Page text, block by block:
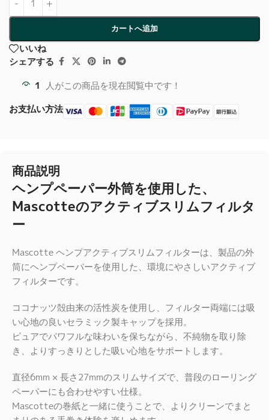
カートへ追加
いいね
シェアする
1 人がこの商品を現在閲覧中です！
お支払い方法
商品説明
ヘンプペーパー外筒を使用した、
Mascotteのアクティブスリムフィルタ
ー
Mascotte ヘンプアクティブスリムフィルターは、製品の外
筒にヘンプペーパーを使用した、環境にやさしいアクティブ
フィルターです。
ココナッツ殻由来の活性炭を使用し、フィルター両端には吸
い心地の良いセラミック製キャップを採用。
ピュアでパワフルな味わいを保ちながら、不純物を取り除
き、よりすっきりとした吸い心地をサポートします。
直径6mm × 長さ27mmのスリムサイズで、普段のローリング
ペーパーにも合わせやすい仕様。
Mascotteの巻紙と一緒に使うことで、よりクリーンでまと